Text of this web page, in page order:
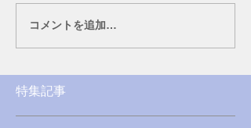
コメントを追加…
特集記事